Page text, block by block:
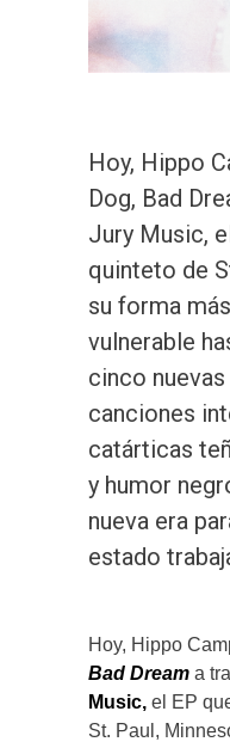
Hoy, Hippo
Dog, Bad
Jury Music,
quinteto de
su forma
vulnerable
cinco nuevas
canciones
catárticas
y humor
nueva era
estado
Hoy, Hippo
Bad Dream a
Music, el EP
St. Paul,